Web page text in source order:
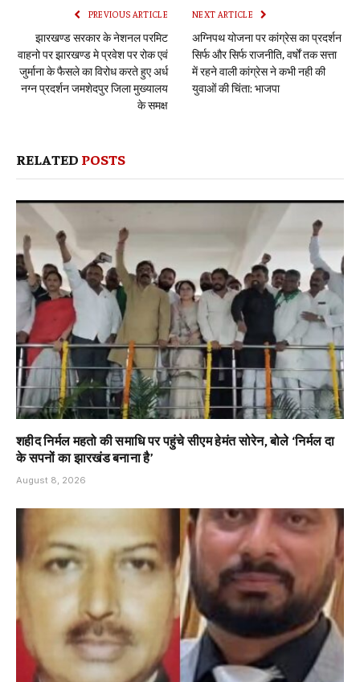
PREVIOUS ARTICLE
झारखण्ड सरकार के नेशनल परमिट
वाहनो पर झारखण्ड मे प्रवेश पर रोक एवं
जुर्माना के फैसले का विरोध करते हुए अर्ध
नग्न प्रदर्शन जमशेदपुर जिला मुख्यालय
के समक्ष
NEXT ARTICLE
अग्निपथ योजना पर कांग्रेस का प्रदर्शन
सिर्फ और सिर्फ राजनीति, वर्षों तक सत्ता
में रहने वाली कांग्रेस ने कभी नही की
युवाओं की चिंता: भाजपा
RELATED POSTS
शहीद निर्मल महतो की समाधि पर पहुंचे सीएम हेमंत सोरेन, बोले ‘निर्मल दा
के सपनों का झारखंड बनाना है’
August 8, 2026